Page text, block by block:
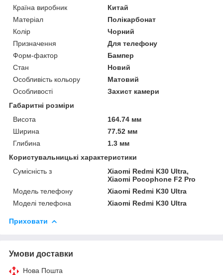
Країна виробник
Китай
Матеріал
Полікарбонат
Колір
Чорний
Призначення
Для телефону
Форм-фактор
Бампер
Стан
Новий
Особливість кольору
Матовий
Особливості
Захист камери
Габаритні розміри
Висота
164.74 мм
Ширина
77.52 мм
Глибина
1.3 мм
Користувальницькі характеристики
Сумісність з
Xiaomi Redmi K30 Ultra,
Xiaomi Pocophone F2 Pro
Модель телефону
Xiaomi Redmi K30 Ultra
Моделі телефона
Xiaomi Redmi K30 Ultra
Приховати
Умови доставки
Нова Пошта